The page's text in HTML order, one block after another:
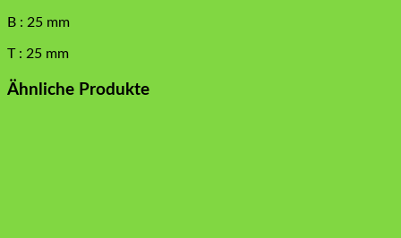
B : 25 mm
T : 25 mm
Ähnliche Produkte